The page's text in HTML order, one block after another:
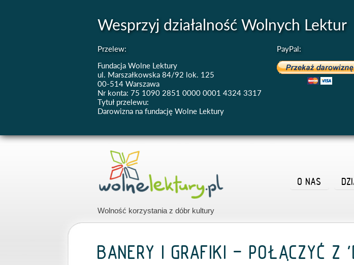
Wesprzyj działalność Wolnych Lektur
Przelew:
Fundacja Wolne Lektury
ul. Marszałkowska 84/92 lok. 125
00-514 Warszawa
Nr konta: 75 1090 2851 0000 0001 4324 3317
Tytuł przelewu:
Darowizna na fundację Wolne Lektury
PayPal:
Wolność korzystania z dóbr kultury
O NAS
BANERY I GRAFIKI - POŁĄCZYĆ Z